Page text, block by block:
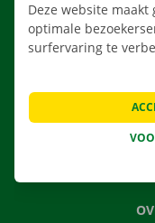
Deze website maakt
optimale
surfervaring te